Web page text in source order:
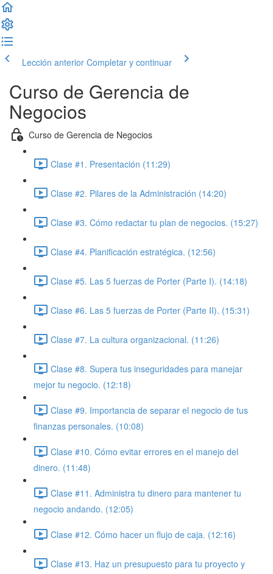
Lección anterior Completar y continuar
Curso de Gerencia de
Negocios
Curso de Gerencia de Negocios
Clase #1. Presentación (11:29)
Clase #2. Pilares de la Administración (14:20)
Clase #3. Cómo redactar tu plan de negocios. (15:27)
Clase #4. Planificación estratégica. (12:56)
Clase #5. Las 5 fuerzas de Porter (Parte I). (14:18)
Clase #6. Las 5 fuerzas de Porter (Parte II). (15:31)
Clase #7. La cultura organizacional. (11:26)
Clase #8. Supera tus inseguridades para manejar
mejor tu negocio. (12:18)
Clase #9. Importancia de separar el negocio de tus
finanzas personales. (10:08)
Clase #10. Cómo evitar errores en el manejo del
dinero. (11:48)
Clase #11. Administra tu dinero para mantener tu
negocio andando. (12:05)
Clase #12. Cómo hacer un flujo de caja. (12:16)
Clase #13. Haz un presupuesto para tu proyecto y